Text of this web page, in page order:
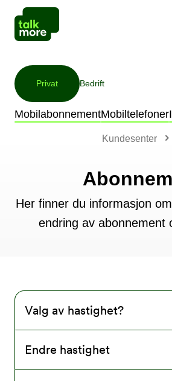
Privat Bedrift
MobilabonnementMobiltelefoner
Kundesenter
Her finner du informasjon
endring av abonnement
Valg av hastighet?
Endre hastighet